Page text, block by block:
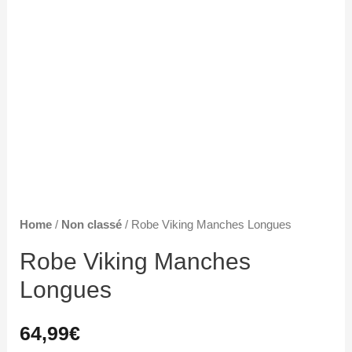
Home / Non classé / Robe Viking Manches Longues
Robe Viking Manches
Longues
64,99€